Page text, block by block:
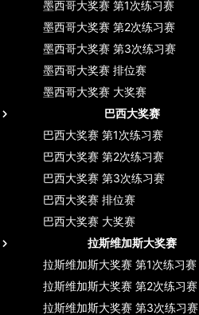
墨西哥大奖赛 第1次练习赛
墨西哥大奖赛 第2次练习赛
墨西哥大奖赛 第3次练习赛
墨西哥大奖赛 排位赛
墨西哥大奖赛 大奖赛
巴西大奖赛
巴西大奖赛 第1次练习赛
巴西大奖赛 第2次练习赛
巴西大奖赛 第3次练习赛
巴西大奖赛 排位赛
巴西大奖赛 大奖赛
拉斯维加斯大奖赛
拉斯维加斯大奖赛 第1次练习赛
拉斯维加斯大奖赛 第2次练习赛
拉斯维加斯大奖赛 第3次练习赛